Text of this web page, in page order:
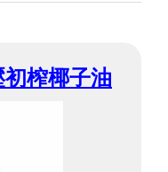
榨椰子油